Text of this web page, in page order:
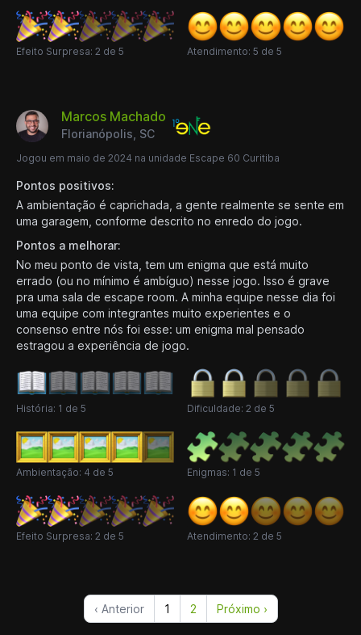
Efeito Surpresa: 2 de 5 Atendimento: 5 de 5
Marcos Machado
Florianópolis, SC
Jogou em maio de 2024 na unidade Escape 60 Curitiba
Pontos positivos:
A ambientação é caprichada, a gente realmente se sente em
uma garagem, conforme descrito no enredo do jogo.
Pontos a melhorar:
No meu ponto de vista, tem um enigma que está muito
errado (ou no mínimo é ambíguo) nesse jogo. Isso é grave
pra uma sala de escape room. A minha equipe nesse dia foi
uma equipe com integrantes muito experientes e o
consenso entre nós foi esse: um enigma mal pensado
estragou a experiência de jogo.
História: 1 de 5 Dificuldade: 2 de 5
Ambientação: 4 de 5 Enigmas: 1 de 5
Efeito Surpresa: 2 de 5 Atendimento: 2 de 5
‹ Anterior 1 2 Próximo ›